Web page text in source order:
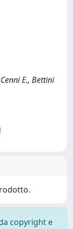
E., Bettini
copyright e